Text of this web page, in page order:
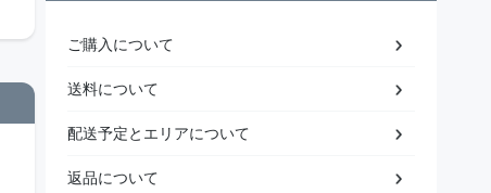
ご購入について
送料について
配送予定とエリアについて
返品について